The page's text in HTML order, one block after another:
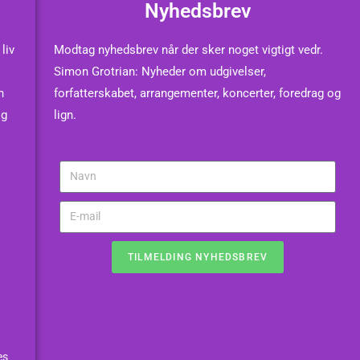
liv
Nyhedsbrev
Modtag nyhedsbrev når der sker noget vigtigt vedr.
Simon Grotrian: Nyheder om udgivelser,
forfatterskabet, arrangementer, koncerter, foredrag og
lign.
TILMELDING NYHEDSBREV